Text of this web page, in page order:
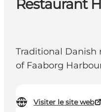
Restaurant
Traditional
of Faaborg
Visiter le site web